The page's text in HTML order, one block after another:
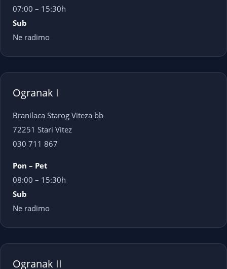
07:00 – 15:30h
Sub
Ne radimo
Ogranak I
Branilaca Starog Viteza bb
72251 Stari Vitez
030 711 867
Pon – Pet
08:00 – 15:30h
Sub
Ne radimo
Ogranak II